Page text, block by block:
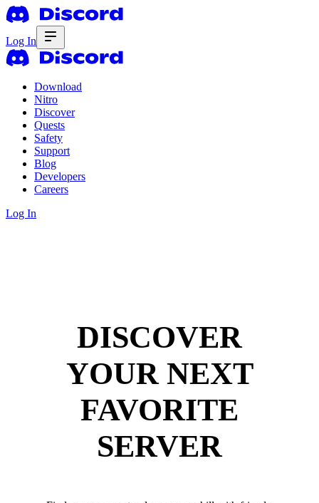
Log In
Download
Nitro
Discover
Quests
Safety
Support
Blog
Developers
Careers
Log In
DISCOVER
YOUR NEXT
FAVORITE
SERVER